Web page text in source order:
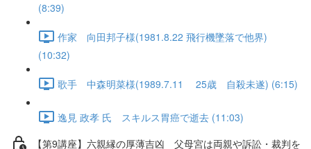
(8:39)
作家 向田邦子様(1981.8.22 飛行機墜落で他界)
(10:32)
歌手 中森明菜様(1989.7.11 25歳 自殺未遂) (6:15)
逸見 政孝 氏 スキルス胃癌で逝去 (11:03)
【第9講座】六親縁の厚薄吉凶 父母宮は両親や訴訟・裁判を